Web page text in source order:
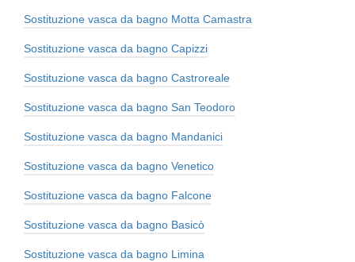
Sostituzione vasca da bagno Motta Camastra
Sostituzione vasca da bagno Capizzi
Sostituzione vasca da bagno Castroreale
Sostituzione vasca da bagno San Teodoro
Sostituzione vasca da bagno Mandanici
Sostituzione vasca da bagno Venetico
Sostituzione vasca da bagno Falcone
Sostituzione vasca da bagno Basicò
Sostituzione vasca da bagno Limina